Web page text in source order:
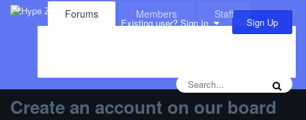
Forums Members
Staff
Existing user? Sign In Sign Up
Create an account on our board